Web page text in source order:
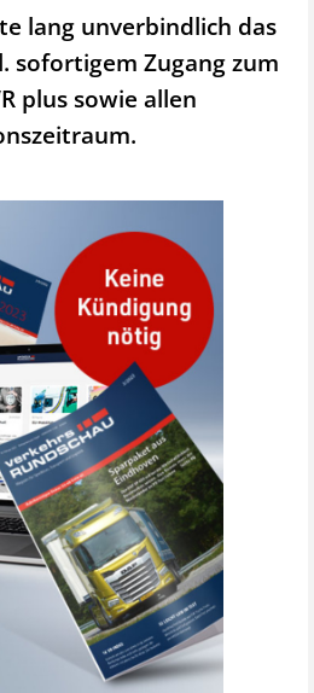
lang unverbindlich das
sofortigem Zugang zum
plus sowie allen